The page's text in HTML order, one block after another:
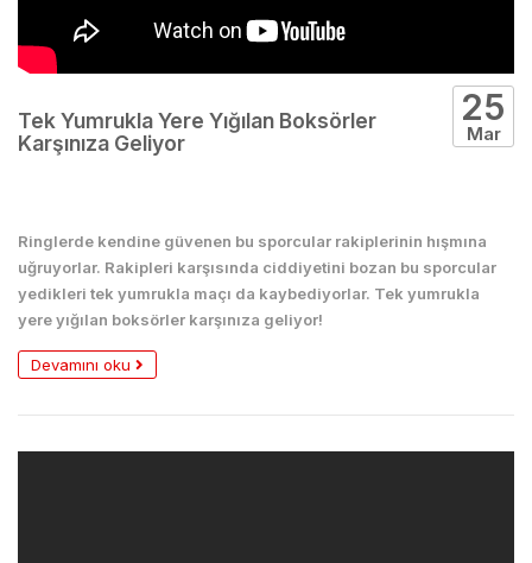
Tek Yumrukla Yere Yığılan Boksörler
Karşınıza Geliyor
25
Mar
Ringlerde kendine güvenen bu sporcular rakiplerinin hışmına
uğruyorlar. Rakipleri karşısında ciddiyetini bozan bu sporcular
yedikleri tek yumrukla maçı da kaybediyorlar. Tek yumrukla
yere yığılan boksörler karşınıza geliyor!
Devamını oku